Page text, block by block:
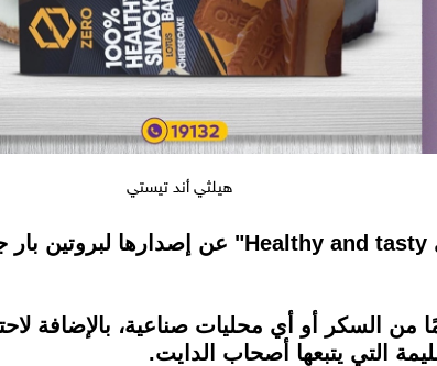
هيلثي أند تيستي
السكر أو أي محليات صناعية، بالإضافة
التي يتبعها أصحاب الدايت.